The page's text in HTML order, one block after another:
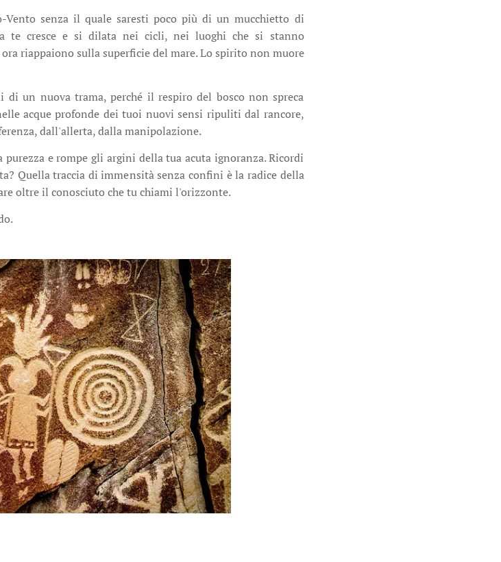
senza il quale saresti poco più di un mucchietto di
te cresce e si dilata nei cicli, nei luoghi che si stanno
riappaiono sulla superficie del mare. Lo spirito non muore
un nuova trama, perché il respiro del bosco non spreca
acque profonde dei tuoi nuovi sensi ripuliti dal rancore,
dall'allerta, dalla manipolazione.
e rompe gli argini della tua acuta ignoranza. Ricordi
Quella traccia di immensità senza confini è la radice della
oltre il conosciuto che tu chiami l'orizzonte.